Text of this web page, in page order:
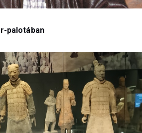
palotában